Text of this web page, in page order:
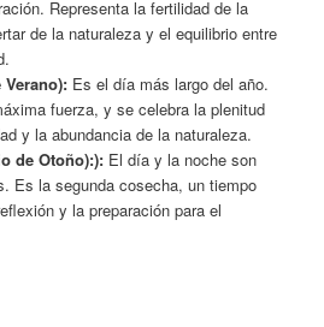
Representa la fertilidad de la
de la naturaleza y el equilibrio entre
Es el día más largo del año.
fuerza, y se celebra la plenitud
y la abundancia de la naturaleza.
de Otoño):):El día y la noche son
Es la segunda cosecha, un tiempo
y la preparación para el